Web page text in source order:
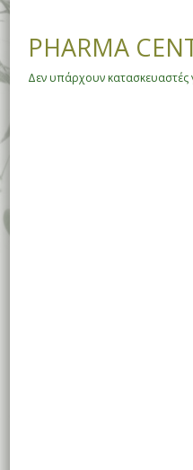
PHARMA
Δεν υπάρχουν κατασκευαστές